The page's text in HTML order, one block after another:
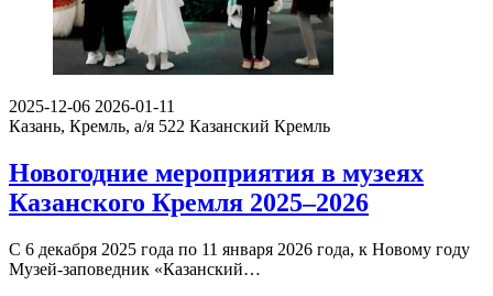
2025-12-06 2026-01-11
Казань, Кремль, а/я 522 Казанский Кремль
Новогодние мероприятия в музеях
Казанского Кремля 2025–2026
С 6 декабря 2025 года по 11 января 2026 года, к Новому году
Музей-заповедник «Казанский…